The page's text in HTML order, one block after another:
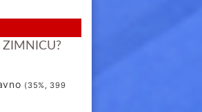
ZIMNICU?
(35%, 399